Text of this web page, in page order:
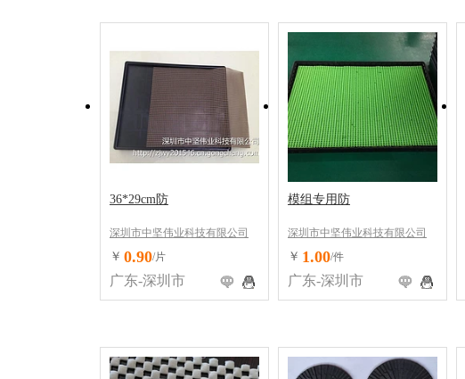
36*29cm防
深圳市中坚伟业科技有限公司
￥ 0.90/片
广东-深圳市
模组专用防
深圳市中坚伟业科技有限公司
￥ 1.00/件
广东-深圳市